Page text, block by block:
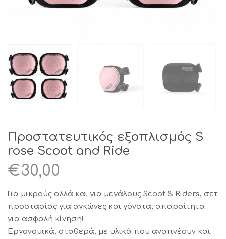
Προστατευτικός εξοπλισμός S
rose Scoot and Ride
€30,00
Για μικρούς αλλά και για μεγάλους Scoot & Riders, σετ
προστασίας για αγκώνες και γόνατα, απαραίτητα
για ασφαλή κίνηση!
Εργονομικά, σταθερά, με υλικά που αναπνέουν και